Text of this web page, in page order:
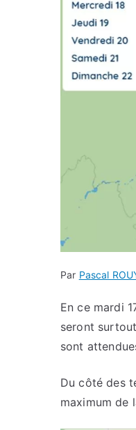
Par Pascal
En ce mardi
seront
sont
Du côté des
maximum de